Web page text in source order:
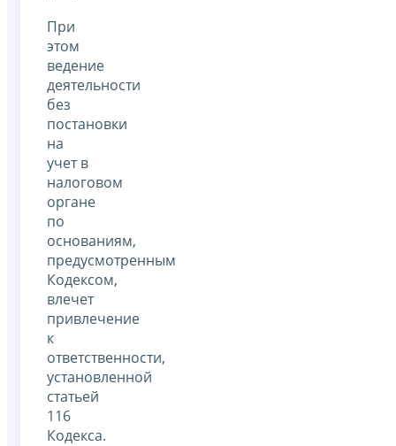
При
этом
ведение
деятельности
без
постановки
на
учет в
налоговом
органе
по
основаниям,
предусмотренным
Кодексом,
влечет
привлечение
к
ответственности,
установленной
статьей
116
Кодекса.